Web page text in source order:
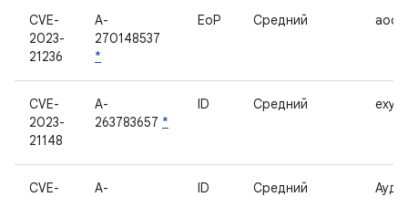
CVE-
2023-
21236
A-
270148537
*
EoP Средний
CVE-
2023-
21148
A-
263783657 *
ID Средний
CVE-
A-
ID Средний